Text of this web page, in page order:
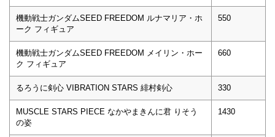
機動戦士ガンダムSEED FREEDOM ルナマリア・ホ
ーク フィギュア
550
機動戦士ガンダムSEED FREEDOM メイリン・ホー
ク フィギュア
660
るろうに剣心 VIBRATION STARS 緋村剣心 330
MUSCLE STARS PIECE なかやまきんに君 りそう
の姿
1430